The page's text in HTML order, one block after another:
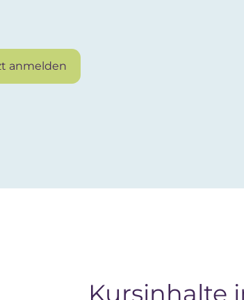
anmelden
Kursinhalte